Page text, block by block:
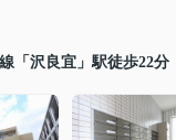
「沢良宜」駅徒歩22分